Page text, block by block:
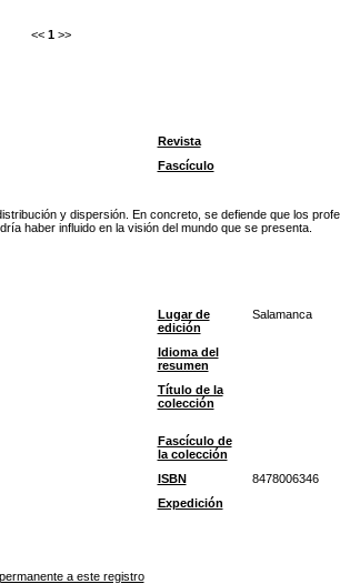
<< 1 >>
Revista
Fascículo
y dispersión. En concreto, se defiende que los
haber influido en la visión del mundo que se presenta.
Lugar de
edición
Salamanca
Idioma del
resumen
Título de la
colección
Fascículo de
la colección
ISBN 8478006346
Expedición
a este registro